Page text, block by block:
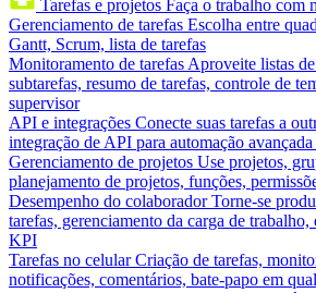
Tarefas e projetos Faça o trabalho com
Gerenciamento de tarefas Escolha entre
Gantt, Scrum, lista de tarefas
Monitoramento de tarefas Aproveite listas
subtarefas, resumo de tarefas, controle de
supervisor
API e integrações Conecte suas tarefas a
integração de API para automação avançada
Gerenciamento de projetos Use projetos,
planejamento de projetos, funções,
Desempenho do colaborador Torne-se
tarefas, gerenciamento da carga de trabalho,
KPI
Tarefas no celular Criação de tarefas,
notificações, comentários, bate-papo em